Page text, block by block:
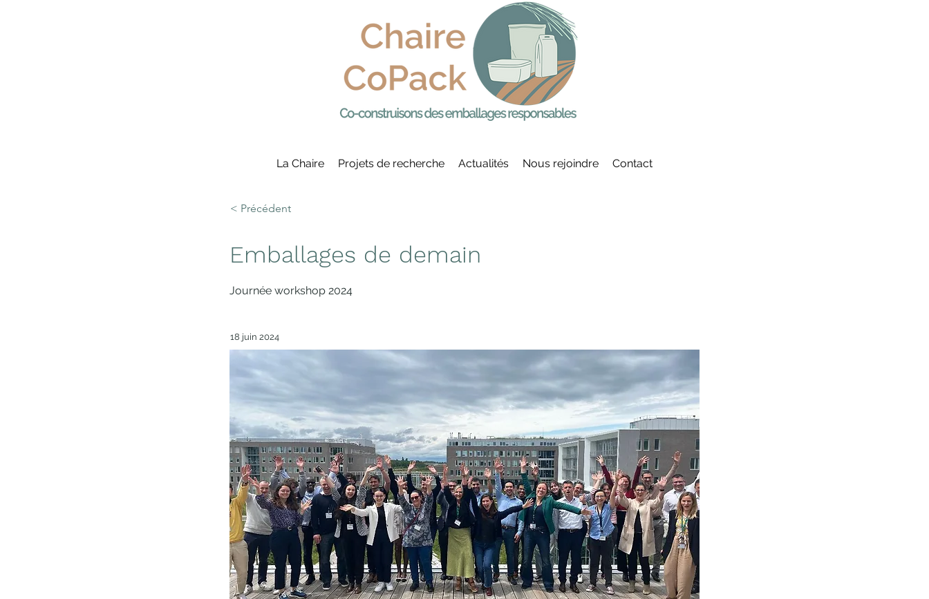
La Chaire Projets de recherche Actualités Nous rejoindre Contact
< Précédent
Emballages de demain
Journée workshop 2024
18 juin 2024